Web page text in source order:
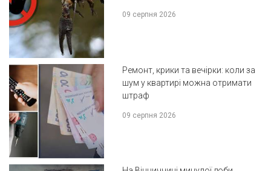
09 серпня 2026
Ремонт, крики та вечірки: коли за
шум у квартирі можна отримати
штраф
09 серпня 2026